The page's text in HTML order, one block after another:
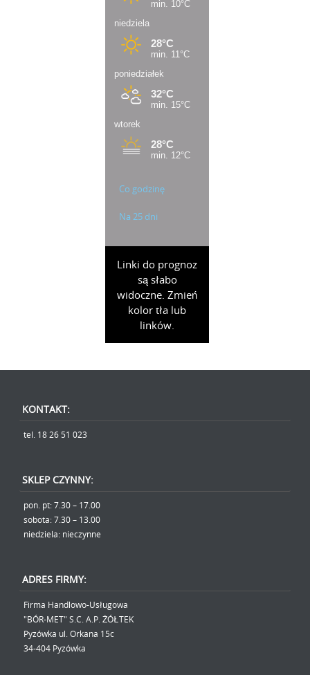
Co godzinę
Na 25 dni
Linki do prognoz
są słabo
widoczne. Zmień
kolor tła lub
linków.
KONTAKT:
tel. 18 26 51 023
SKLEP CZYNNY:
pon. pt: 7.30 – 17.00
sobota: 7.30 – 13.00
niedziela: nieczynne
ADRES FIRMY:
Firma Handlowo-Usługowa
"BÓR-MET" S.C. A.P. ŻÓŁTEK
Pyzówka ul. Orkana 15c
34-404 Pyzówka